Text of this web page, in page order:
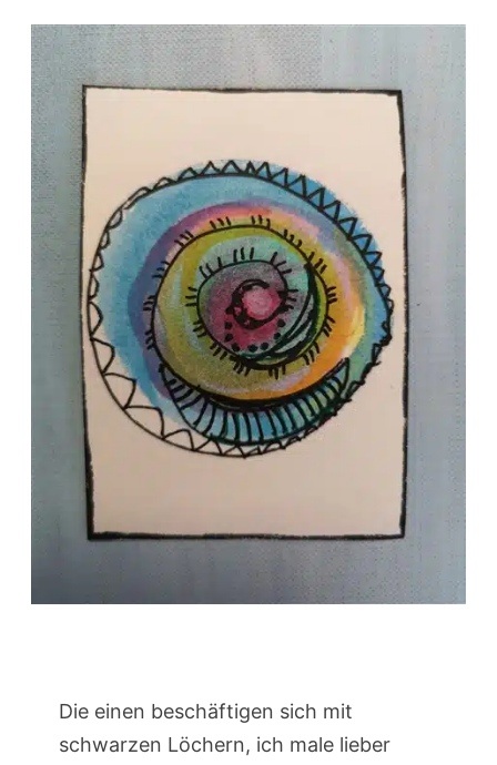
Die einen beschäftigen sich mit
schwarzen Löchern, ich male lieber